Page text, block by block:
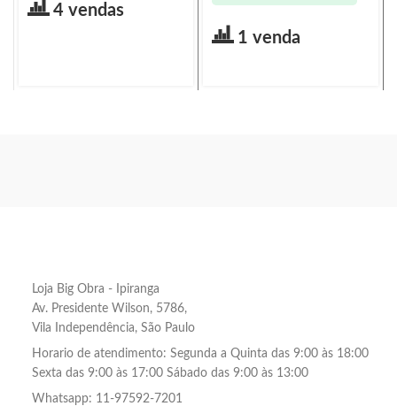
4 vendas
1 venda
Loja Big Obra - Ipiranga
Av. Presidente Wilson, 5786,
Vila Independência, São Paulo
Horario de atendimento: Segunda a Quinta das 9:00 às 18:00
Sexta das 9:00 às 17:00 Sábado das 9:00 às 13:00
Whatsapp: 11-97592-7201